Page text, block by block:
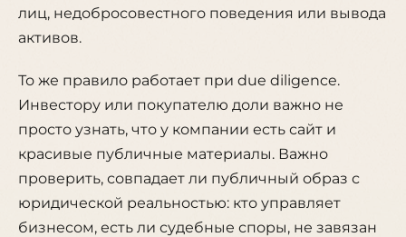
лиц, недобросовестного поведения или вывода
активов.
То же правило работает при due diligence.
Инвестору или покупателю доли важно не
просто узнать, что у компании есть сайт и
красивые публичные материалы. Важно
проверить, совпадает ли публичный образ с
юридической реальностью: кто управляет
бизнесом, есть ли судебные споры, не завязан